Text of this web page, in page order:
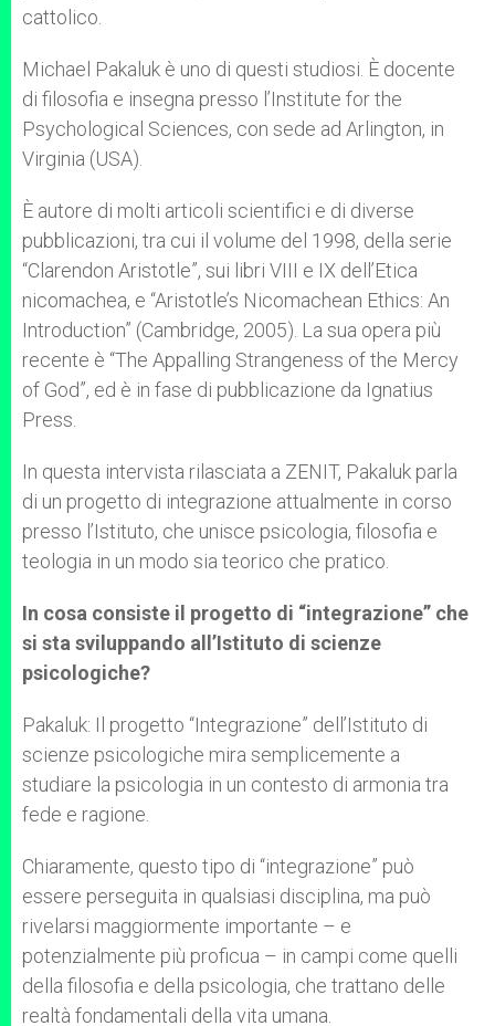
cattolico.
Michael Pakaluk è uno di questi studiosi. È docente
di filosofia e insegna presso l’Institute for the
Psychological Sciences, con sede ad Arlington, in
Virginia (USA).
È autore di molti articoli scientifici e di diverse
pubblicazioni, tra cui il volume del 1998, della serie
“Clarendon Aristotle”, sui libri VIII e IX dell’Etica
nicomachea, e “Aristotle’s Nicomachean Ethics: An
Introduction” (Cambridge, 2005). La sua opera più
recente è “The Appalling Strangeness of the Mercy
of God”, ed è in fase di pubblicazione da Ignatius
Press.
In questa intervista rilasciata a ZENIT, Pakaluk parla
di un progetto di integrazione attualmente in corso
presso l’Istituto, che unisce psicologia, filosofia e
teologia in un modo sia teorico che pratico.
In cosa consiste il progetto di “integrazione” che
si sta sviluppando all’Istituto di scienze
psicologiche?
Pakaluk: Il progetto “Integrazione” dell’Istituto di
scienze psicologiche mira semplicemente a
studiare la psicologia in un contesto di armonia tra
fede e ragione.
Chiaramente, questo tipo di “integrazione” può
essere perseguita in qualsiasi disciplina, ma può
rivelarsi maggiormente importante – e
potenzialmente più proficua – in campi come quelli
della filosofia e della psicologia, che trattano delle
realtà fondamentali della vita umana.